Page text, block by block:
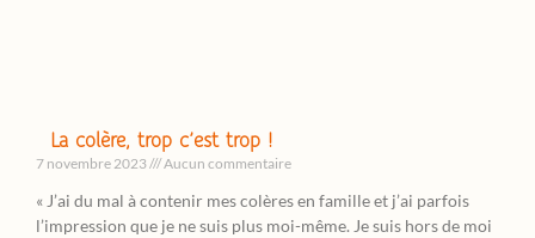
La colère, trop c’est trop !
7 novembre 2023 Aucun commentaire
« J’ai du mal à contenir mes colères en famille et j’ai parfois
l’impression que je ne suis plus moi-même. Je suis hors de moi